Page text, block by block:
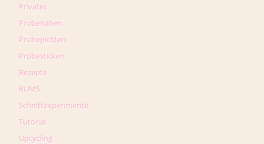
Privates
Probenähen
Probeplotten
Probesticken
Rezepte
RUMS
Schnittexperimente
Tutorial
Upcycling